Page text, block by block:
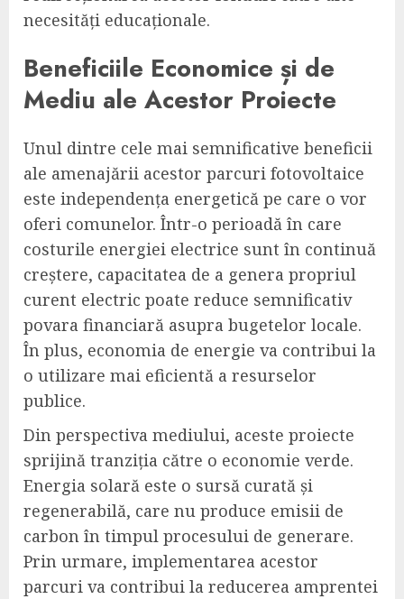
necesități educaționale.
Beneficiile Economice și de
Mediu ale Acestor Proiecte
Unul dintre cele mai semnificative beneficii
ale amenajării acestor parcuri fotovoltaice
este independența energetică pe care o vor
oferi comunelor. Într-o perioadă în care
costurile energiei electrice sunt în continuă
creștere, capacitatea de a genera propriul
curent electric poate reduce semnificativ
povara financiară asupra bugetelor locale.
În plus, economia de energie va contribui la
o utilizare mai eficientă a resurselor
publice.
Din perspectiva mediului, aceste proiecte
sprijină tranziția către o economie verde.
Energia solară este o sursă curată și
regenerabilă, care nu produce emisii de
carbon în timpul procesului de generare.
Prin urmare, implementarea acestor
parcuri va contribui la reducerea amprentei